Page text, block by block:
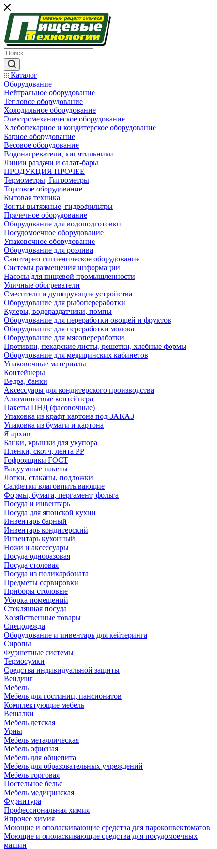
Каталог
Оборудование
Нейтральное оборудование
Тепловое оборудование
Холодильное оборудование
Электромеханическое оборудование
Хлебопекарное и кондитерское оборудование
Барное оборудование
Весовое оборудование
Водонагреватели, кипятильники
Линии раздачи и салат-бары
ПРОДУКЦИЯ ПРОЧЕЕ
Термометры, Гигрометры
Торговое оборудование
Бытовая техника
Зонты вытяжные, гидрофильтры
Прачечное оборудование
Оборудование для водоподготовки
Посудомоечное оборудование
Упаковочное оборудование
Оборудование для розлива
Санитарно-гигиеническое оборудование
Системы размещения информации
Насосы для пищевой промышленности
Уличные обогреватели
Смесители и душирующие устройства
Оборудование для рыбопереработки
Кулеры, водораздатчики, помпы
Оборудование для переработки овощей и фруктов
Оборудование для переработки молока
Оборудование для мясопереработки
Противни, пекарские листы, решетки, хлебные формы
Оборудование для медицинских кабинетов
Упаковочные материалы
Контейнеры
Ведра, банки
Аксессуары для кондитерского производства
Алюминиевые контейнера
Пакеты ПНД (фасовочные)
Упаковка из крафт картона под ЗАКАЗ
Упаковка из бумаги и картона
Я архив
Банки, крышки для укупора
Пленки, скотч, лента РР
Гофроящики ГОСТ
Вакуумные пакеты
Лотки, стаканы, подложки
Салфетки влаговпитывающие
Формы, бумага, пергамент, фольга
Посуда и инвентарь
Посуда для японской кухни
Инвентарь барный
Инвентарь кондитерский
Инвентарь кухонный
Ножи и аксессуары
Посуда одноразовая
Посуда столовая
Посуда из поликарбоната
Предметы сервировки
Приборы столовые
Уборка помещений
Стеклянная посуда
Хозяйственные товары
Спецодежда
Оборудование и инвентарь для кейтеринга
Сиропы
Фуршетные системы
Термосумки
Средства индивидуальной защиты
Вендинг
Мебель
Мебель для гостиниц, пансионатов
Комплектующие мебель
Вешалки
Мебель детская
Урны
Мебель металлическая
Мебель офисная
Мебель для общепита
Мебель для образовательных учреждений
Мебель торговая
Постельное белье
Мебель медицинская
Фурнитура
Профессиональная химия
Япрочее химия
Моющие и ополаскивающие средства для пароконвектоматов
Моющие и ополаскивающие средства для посудомоечных
машин